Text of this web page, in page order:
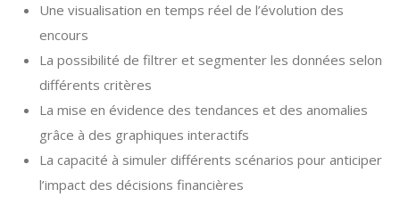
Une visualisation en temps réel de l’évolution des
encours
La possibilité de filtrer et segmenter les données selon
différents critères
La mise en évidence des tendances et des anomalies
grâce à des graphiques interactifs
La capacité à simuler différents scénarios pour anticiper
l’impact des décisions financières